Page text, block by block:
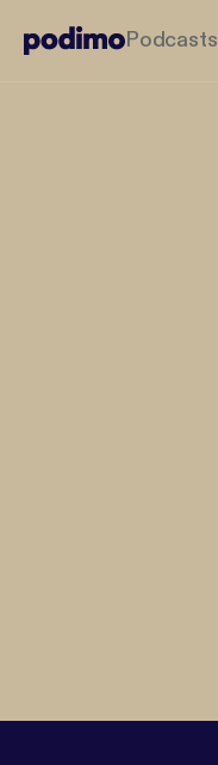
Podcasts